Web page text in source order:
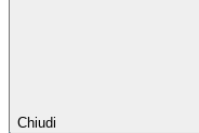
Chiudi